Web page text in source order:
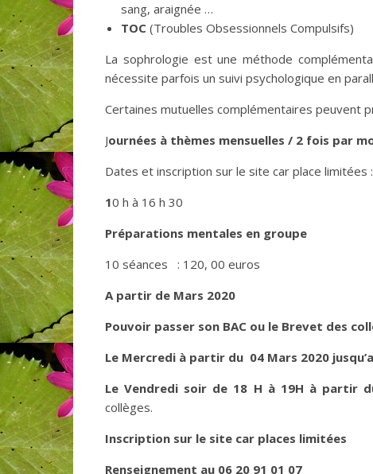
sang, araignée …
TOC (Troubles Obsessionnels Compulsifs)
La sophrologie est une méthode
nécessite parfois un suivi psychologique en
Certaines mutuelles complémentaires peuvent
Journées à thèmes mensuelles / 2 fois par
Dates et inscription sur le site car place limitées
10 h à 16 h 30
Préparations mentales en groupe
10 séances : 120, 00 euros
A partir de Mars 2020
Pouvoir passer son BAC ou le Brevet des
Le Mercredi à partir du 04 Mars 2020
Le Vendredi soir de 18 H à 19H à partir
collèges.
Inscription sur le site car places limitées
Renseignement au 06 20 91 01 07